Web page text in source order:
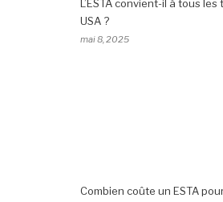
L’ESTA convient-il à tous
USA ?
mai 8, 2025
Combien coûte un ESTA